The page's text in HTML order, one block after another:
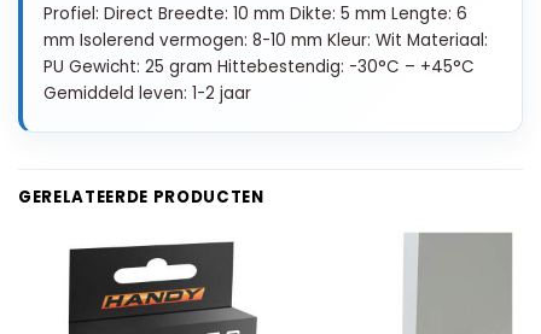
Profiel: Direct Breedte: 10 mm Dikte: 5 mm Lengte: 6
mm Isolerend vermogen: 8-10 mm Kleur: Wit Materiaal:
PU Gewicht: 25 gram Hittebestendig: -30°C – +45°C
Gemiddeld leven: 1-2 jaar
GERELATEERDE PRODUCTEN